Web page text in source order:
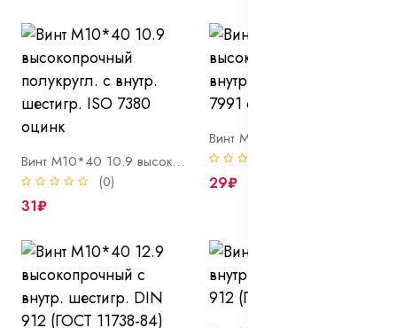
Винт М10*40 10.9 высокопрочный полукругл. с внутр. шестигр. ISO 7380 оцинк
(0)
31₽
29₽